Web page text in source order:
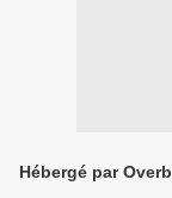
Hébergé par